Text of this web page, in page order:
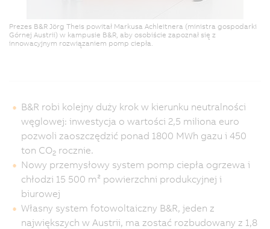
Prezes B&R Jörg Theis powitał Markusa Achleitnera (ministra gospodarki
Górnej Austrii) w kampusie B&R, aby osobiście zapoznał się z
innowacyjnym rozwiązaniem pomp ciepła.
B&R robi kolejny duży krok w kierunku neutralności
węglowej: inwestycja o wartości 2,5 miliona euro
pozwoli zaoszczędzić ponad 1800 MWh gazu i 450
ton CO2 rocznie.
Nowy przemysłowy system pomp ciepła ogrzewa i
chłodzi 15 500 m² powierzchni produkcyjnej i
biurowej
Własny system fotowoltaiczny B&R, jeden z
największych w Austrii, ma zostać rozbudowany z 1,8